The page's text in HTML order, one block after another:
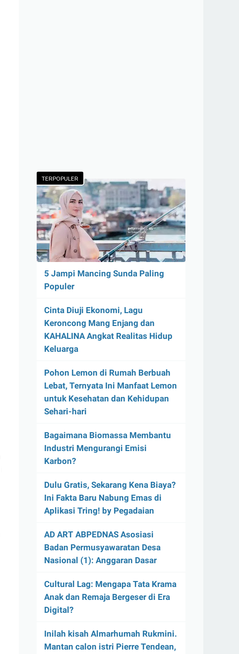
TERPOPULER
5 Jampi Mancing Sunda Paling
Populer
Cinta Diuji Ekonomi, Lagu
Keroncong Mang Enjang dan
KAHALINA Angkat Realitas Hidup
Keluarga
Pohon Lemon di Rumah Berbuah
Lebat, Ternyata Ini Manfaat Lemon
untuk Kesehatan dan Kehidupan
Sehari-hari
Bagaimana Biomassa Membantu
Industri Mengurangi Emisi
Karbon?
Dulu Gratis, Sekarang Kena Biaya?
Ini Fakta Baru Nabung Emas di
Aplikasi Tring! by Pegadaian
AD ART ABPEDNAS Asosiasi
Badan Permusyawaratan Desa
Nasional (1): Anggaran Dasar
Cultural Lag: Mengapa Tata Krama
Anak dan Remaja Bergeser di Era
Digital?
Inilah kisah Almarhumah Rukmini.
Mantan calon istri Pierre Tendean,